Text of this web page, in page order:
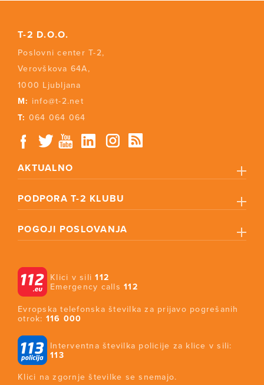
T-2 D.O.O.
Poslovni center T-2,
Verovškova 64A,
1000 Ljubljana
M: info@t-2.net
T: 064 064 064
AKTUALNO
PODPORA T-2 KLUBU
POGOJI POSLOVANJA
Klici v sili112
Emergency calls112
Evropska telefonska številka za prijavo pogrešanih
otrok: 116 000
Interventna številka policije za klice v sili:
113
Klici na zgornje številke se snemajo.